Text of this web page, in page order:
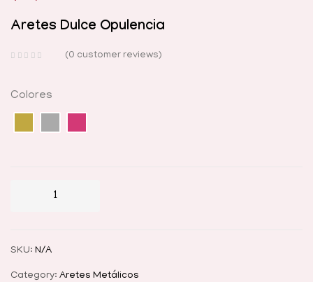
Aretes Dulce Opulencia
0 customer reviews
Colores
SKU: N/A
Category: Aretes Metálicos